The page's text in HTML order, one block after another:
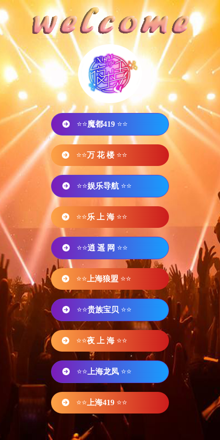
⭐⭐魔都419 ⭐⭐
⭐⭐万 花 楼 ⭐⭐
⭐⭐娱乐导航 ⭐⭐
⭐⭐乐 上 海 ⭐⭐
⭐⭐逍 遥 网 ⭐⭐
⭐⭐ 上海狼盟 ⭐⭐
⭐⭐贵族宝贝 ⭐⭐
⭐⭐夜 上 海 ⭐⭐
⭐⭐ 上海龙凤 ⭐⭐
⭐⭐ 上海419 ⭐⭐